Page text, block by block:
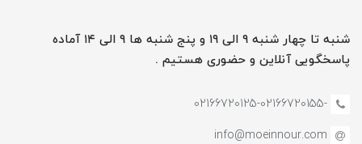
شنبه تا چهار شنبه ۹ الی ۱۹ و پنج شنبه ها ۹ الی ۱۴ آماده
پاسخگویی آنلاین و حضوری هستیم .
-02166720125-02166720155
info@moeinnour.com